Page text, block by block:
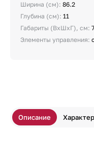
Ширина (см): 86.2
Глубина (см): 11
Габариты (ВхШхГ), см:
Элементы управления:
Описание